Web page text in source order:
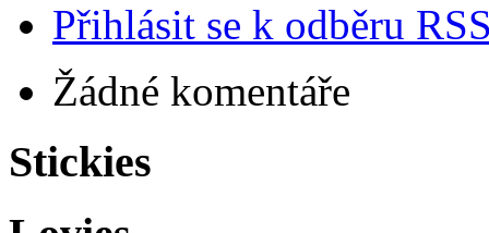
Přihlásit se k odběru
Žádné komentáře
Stickies